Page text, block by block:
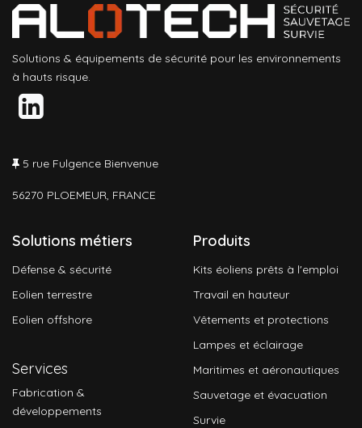
Solutions & équipements de sécurité pour les environnements
à hauts risque.
5 rue Fulgence Bienvenue
56270 PLOEMEUR, FRANCE
Solutions métiers
Défense & sécurité
Eolien terrestre
Eolien offshore
Services
Fabrication &
développements
Produits
Kits éoliens prêts à l'emploi
Travail en hauteur
Vêtements et protections
Lampes et éclairage
Maritimes et aéronautiques
Sauvetage et évacuation
Survie